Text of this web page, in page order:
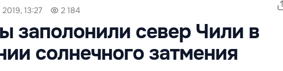
13:27 2 184
заполонили север Чили в
солнечного затмения